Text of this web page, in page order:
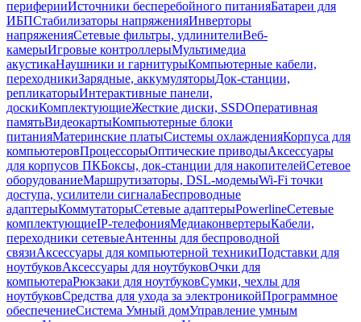
периферииИсточники бесперебойного питанияБатареи для
ИБПСтабилизаторы напряженияИнверторы
напряженияСетевые фильтры, удлинителиВеб-
камерыИгровые контроллерыМультимедиа
акустикаНаушники и гарнитурыКомпьютерные кабели,
переходникиЗарядные, аккумуляторыДок-станции,
репликаторыИнтерактивные панели,
доскиКомплектующиеЖесткие диски, SSDОперативная
памятьВидеокартыКомпьютерные блоки
питанияМатеринские платыСистемы охлажденияКорпуса для
компьютеровПроцессорыОптические приводыАксессуары
для корпусов ПКБоксы, док-станции для накопителейСетевое
оборудованиеМаршрутизаторы, DSL-модемыWi-Fi точки
доступа, усилители сигналаБеспроводные
адаптерыКоммутаторыСетевые адаптерыPowerlineСетевые
комплектующиеIP-телефонияМедиаконвертерыКабели,
переходники сетевыеАнтенны для беспроводной
связиАксессуары для компьютерной техникиПодставки для
ноутбуковАксессуары для ноутбуковОчки для
компьютераРюкзаки для ноутбуковСумки, чехлы для
ноутбуковСредства для ухода за электроникойПрограммное
обеспечениеСистема Умный домУправление умным